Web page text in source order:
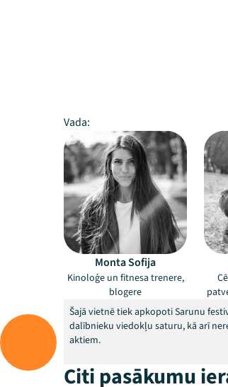
Vada:
Monta Sofija
Kinoloģe un fitnesa trenere,
blogere
Šajā vietnē tiek apkopoti Sarunu
dalībnieku viedokļu saturu, kā arī
aktiem.
Citi pasākumu